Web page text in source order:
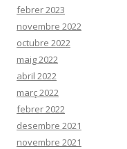
febrer 2023
novembre 2022
octubre 2022
maig 2022
abril 2022
març 2022
febrer 2022
desembre 2021
novembre 2021